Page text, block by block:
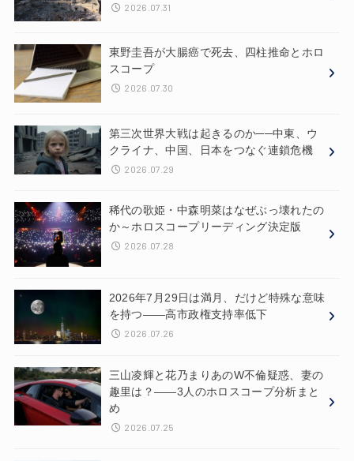
2026.07.31
東野圭吾が大腸癌で死去、四柱推命とホロ
スコープ
2026.07.30
第三次世界大戦は起きるのか──中東、ウ
クライナ、中国、日本をつなぐ連鎖危機
2026.07.29
稀代の歌姫・中森明菜はなぜぶっ壊れたの
か～ホロスコープリーディング決定版
2026.07.28
2026年7月29日は満月、だけど特殊な意味
を持つ——高市政権支持率低下
2026.07.26
三山凌輝と花乃まりあのW不倫疑惑、妻の
趣里は？——3人のホロスコープ分析まと
め
2026.07.25